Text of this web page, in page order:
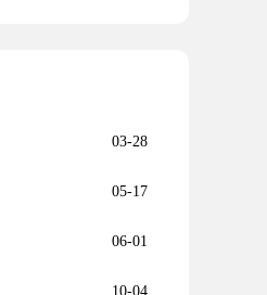
03-28
05-17
06-01
10-04